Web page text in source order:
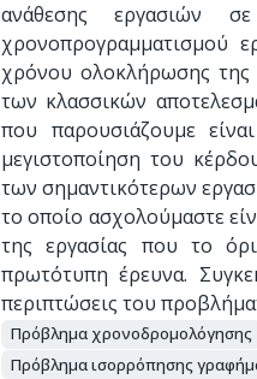
ανάθεσης εργασιών
χρονοπρογραμματισμού
χρόνου ολοκλήρωσης της
των κλασσικών
που παρουσιάζουμε
μεγιστοποίηση του
των σημαντικότερων
το οποίο ασχολούμαστε
της εργασίας που το
πρωτότυπη έρευνα.
περιπτώσεις του
Πρόβλημα χρονοδρομολόγησης
Πρόβλημα ισορρόπησης